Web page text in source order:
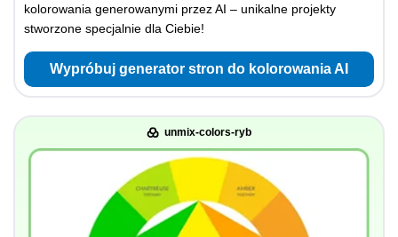
kolorowania generowanymi przez AI – unikalne projekty
stworzone specjalnie dla Ciebie!
Wypróbuj generator stron do kolorowania AI
unmix-colors-ryb